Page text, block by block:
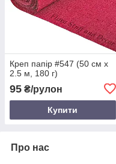
Креп папір #547 (50 см х
2.5 м, 180 г)
95 ₴/рулон
Купити
Про нас